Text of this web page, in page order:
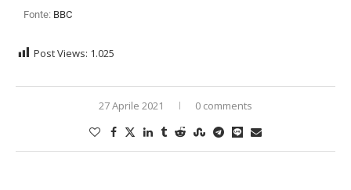
Fonte: BBC
Post Views: 1.025
27 Aprile 2021 0 comments